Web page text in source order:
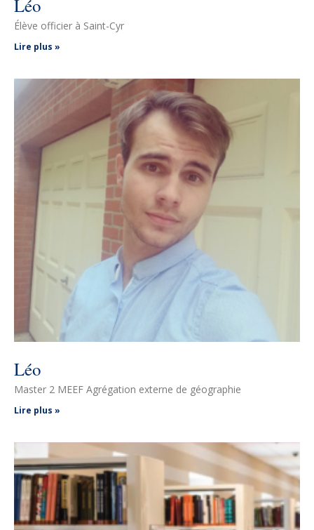
Léo
Élève officier à Saint-Cyr
Lire plus »
Léo
Master 2 MEEF Agrégation externe de géographie
Lire plus »